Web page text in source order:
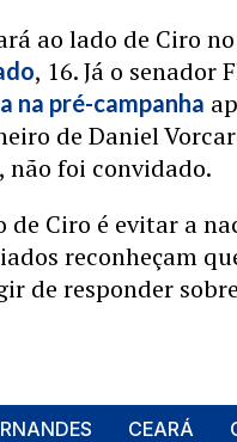
ao lado de Ciro
, 16. Já o senador
na pré-campanha
de Daniel
não foi convidado.
de Ciro é evitar a
reconheçam
de responder
CEARÁ